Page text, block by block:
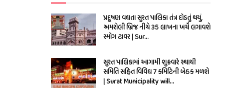
પ્રદૂષણ વધતા સુરત પાલિકા તંત્ર દોડતું થયું,
અમરોલી બ્રિજ નીચે 35 લાખના ખર્ચે લગાવશે
સ્મોગ ટાવર | Sur…
સુરત પાલિકામાં આગામી શુક્રવારે સ્થાયી
સમિતિ સહિત વિવિધ 7 કમિટિની બેઠક મળશે
| Surat Municipality will…